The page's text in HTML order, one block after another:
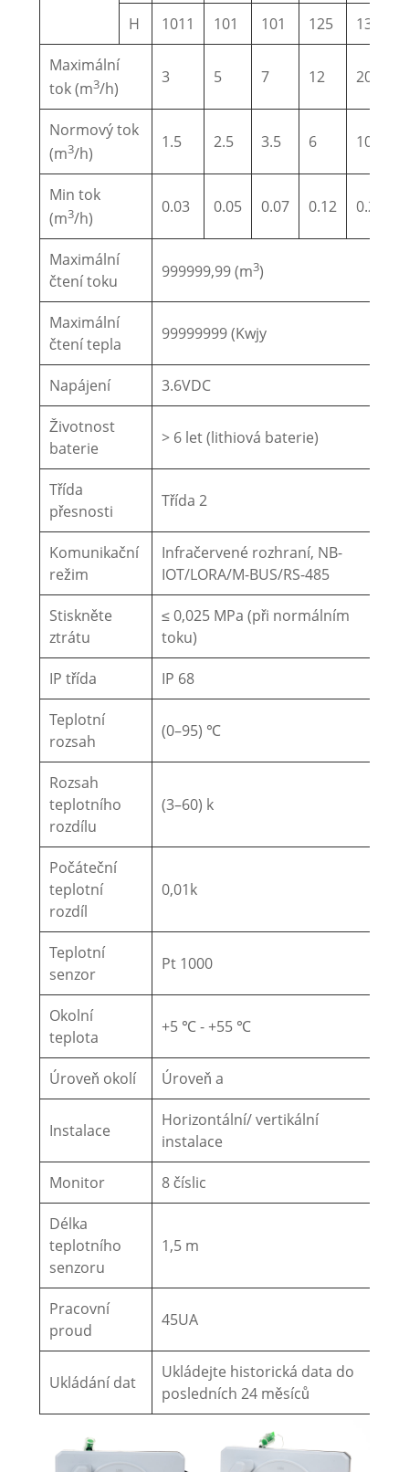
H 1011 101 101 125 130
Maximální
tok (m3/h)
3 5 7 12 20
Normový tok
(m3/h)
1.5 2.5 3.5 6 10
Min tok
(m3/h)
0.03 0.05 0.07 0.12 0.2
Maximální
čtení toku
999999,99 (m3)
Maximální
čtení tepla
99999999 (Kwjy
Napájení 3.6VDC
Životnost
baterie
> 6 let (lithiová baterie)
Třída
přesnosti
Třída 2
Komunikační
režim
Infračervené rozhraní, NB-
IOT/LORA/M-BUS/RS-485
Stiskněte
ztrátu
≤ 0,025 MPa (při normálním
toku)
IP třída IP 68
Teplotní
rozsah
(0–95) ℃
Rozsah
teplotního
rozdílu
(3–60) k
Počáteční
teplotní
rozdíl
0,01k
Teplotní
senzor
Pt 1000
Okolní
teplota
+5 ℃ - +55 ℃
Úroveň okolí Úroveň a
Instalace
Horizontální/ vertikální
instalace
Monitor 8 číslic
Délka
teplotního
senzoru
1,5 m
Pracovní
proud
45UA
Ukládání dat
Ukládejte historická data do
posledních 24 měsíců